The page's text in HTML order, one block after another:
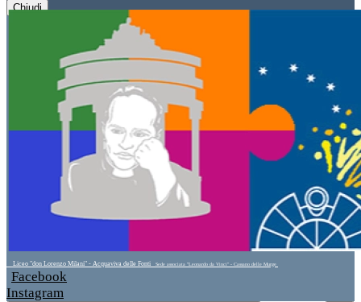
Chiudi
Liceo "don Lorenzo Milani" - Acquaviva delle Fonti Sede associata "Leonardo da Vinci" - Cassano delle Murge
Facebook
Instagram